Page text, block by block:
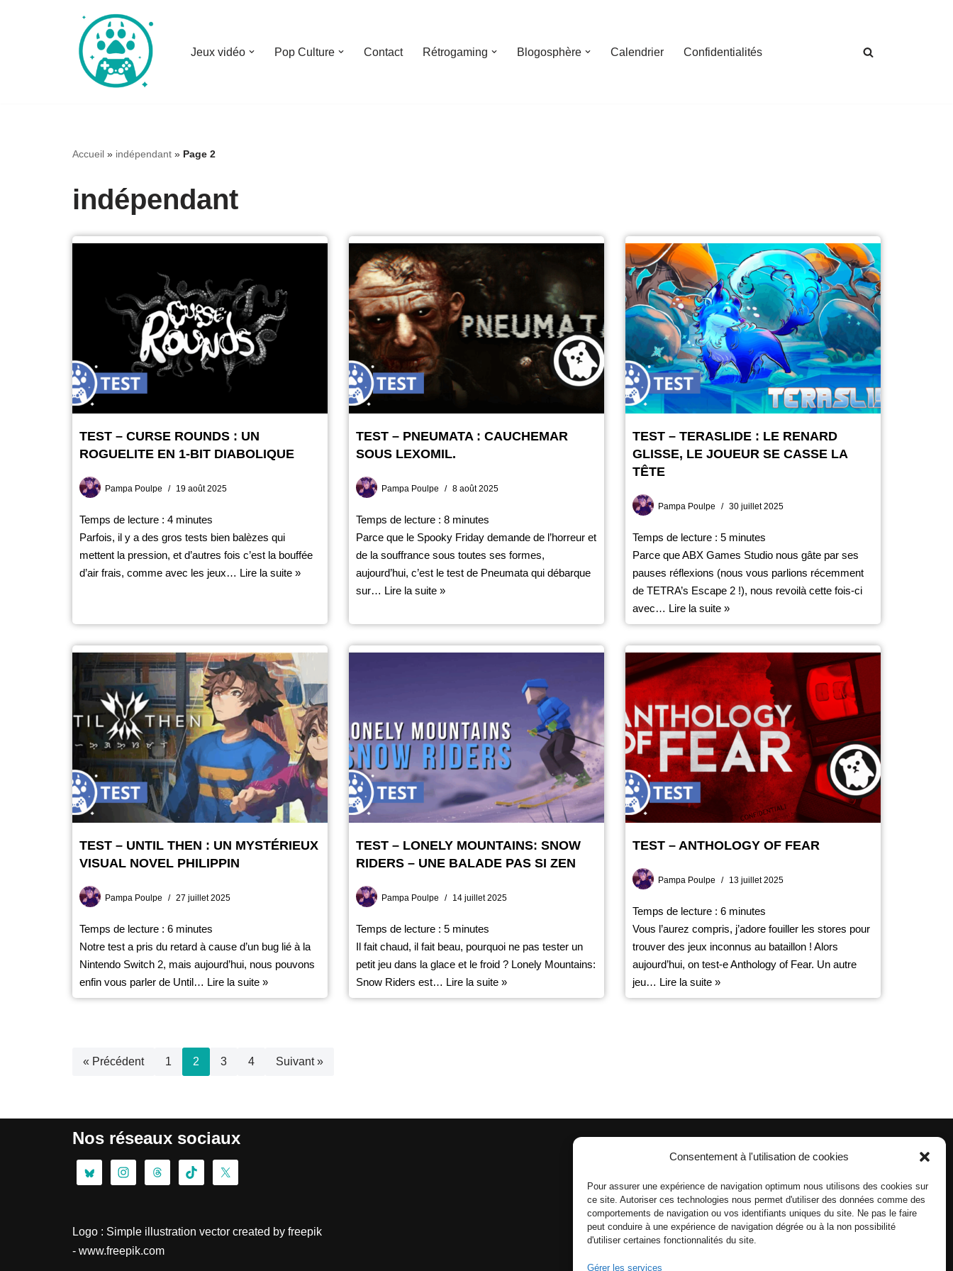
Consentement à l'utilisation de cookies
Pour assurer une expérience de navigation optimum nous utilisons des cookies sur
ce site. Autoriser ces technologies nous permet d'utiliser des données comme des
comportements de navigation ou vos identifiants uniques du site. Ne pas le faire
peut conduire à une expérience de navigation dégrée ou à la non possibilité
d'utiliser certaines fonctionnalités du site.
Gérer les services
Jeux vidéo Pop Culture Contact Rétrogaming Blogosphère Calendrier Confidentialités
Accueil » indépendant » Page 2
indépendant
TEST – CURSE ROUNDS : UN
ROGUELITE EN 1-BIT DIABOLIQUE
Pampa Poulpe 19 août 2025
Temps de lecture : 4 minutes
Parfois, il y a des gros tests bien balèzes qui
mettent la pression, et d’autres fois c’est la bouffée
d’air frais, comme avec les jeux… Lire la suite »
TEST – PNEUMATA : CAUCHEMAR
SOUS LEXOMIL.
Pampa Poulpe 8 août 2025
Temps de lecture : 8 minutes
Parce que le Spooky Friday demande de l’horreur et
de la souffrance sous toutes ses formes,
aujourd’hui, c’est le test de Pneumata qui débarque
sur… Lire la suite »
TEST – TERASLIDE : LE RENARD
GLISSE, LE JOUEUR SE CASSE LA
TÊTE
Pampa Poulpe 30 juillet 2025
Temps de lecture : 5 minutes
Parce que ABX Games Studio nous gâte par ses
pauses réflexions (nous vous parlions récemment
de TETRA’s Escape 2 !), nous revoilà cette fois-ci
avec… Lire la suite »
TEST – UNTIL THEN : UN MYSTÉRIEUX
VISUAL NOVEL PHILIPPIN
Pampa Poulpe 27 juillet 2025
Temps de lecture : 6 minutes
Notre test a pris du retard à cause d’un bug lié à la
Nintendo Switch 2, mais aujourd’hui, nous pouvons
enfin vous parler de Until… Lire la suite »
TEST – LONELY MOUNTAINS: SNOW
RIDERS – UNE BALADE PAS SI ZEN
Pampa Poulpe 14 juillet 2025
Temps de lecture : 5 minutes
Il fait chaud, il fait beau, pourquoi ne pas tester un
petit jeu dans la glace et le froid ? Lonely Mountains:
Snow Riders est… Lire la suite »
TEST – ANTHOLOGY OF FEAR
Pampa Poulpe 13 juillet 2025
Temps de lecture : 6 minutes
Vous l’aurez compris, j’adore fouiller les stores pour
trouver des jeux inconnus au bataillon ! Alors
aujourd’hui, on test-e Anthology of Fear. Un autre
jeu… Lire la suite »
« Précédent 1 2 3 4 Suivant »
Nos réseaux sociaux
Logo : Simple illustration vector created by freepik
- www.freepik.com